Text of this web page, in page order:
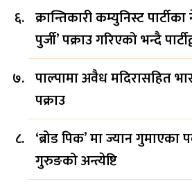
क्रान्तिकारी कम्युनिस्ट पार्टीका
पुर्जी’ पक्राउ गरिएको भन्दै
पाल्पामा अवैध मदिरासहित
पक्राउ
‘ब्रोड पिक’ मा ज्यान गुमाएका
गुरुङको अन्त्येष्टि